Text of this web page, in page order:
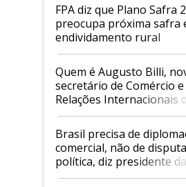
FPA diz que Plano Safra
preocupa próxima safra
endividamento rural
Quem é Augusto Billi,
secretário de Comércio e
Relações Internacionais
Mapa
Brasil precisa de
comercial, não de disputa
política, diz presidente da
Faesp